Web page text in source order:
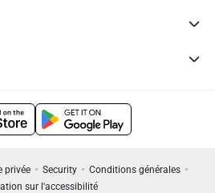
privée Security
Conditions générales
sur l'accessibilité